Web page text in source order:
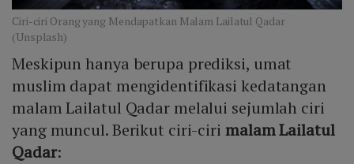
Ciri-ciri Orang yang Mendapatkan Malam Lailatul Qadar
(Unsplash)
Meskipun hanya berupa prediksi, umat
muslim dapat mengidentifikasi kedatangan
malam Lailatul Qadar melalui sejumlah ciri
yang muncul. Berikut ciri-ciri malam Lailatul
Qadar: